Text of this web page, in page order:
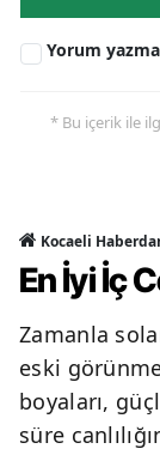
Yorum
* Bu içerik ile
Kocaeli
En İyi İç
Zamanla
eski
boyaları,
süre